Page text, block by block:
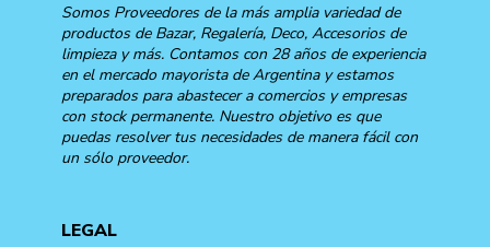
Somos Proveedores de la más amplia variedad de
productos de Bazar, Regalería, Deco, Accesorios de
limpieza y más. Contamos con 28 años de experiencia
en el mercado mayorista de Argentina y estamos
preparados para abastecer a comercios y empresas
con stock permanente. Nuestro objetivo es que
puedas resolver tus necesidades de manera fácil con
un sólo proveedor.
LEGAL